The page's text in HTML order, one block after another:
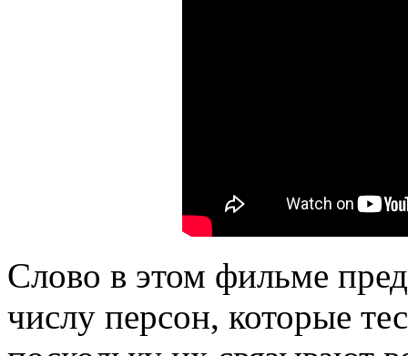
Слово в этом фильме
числу персон, которые